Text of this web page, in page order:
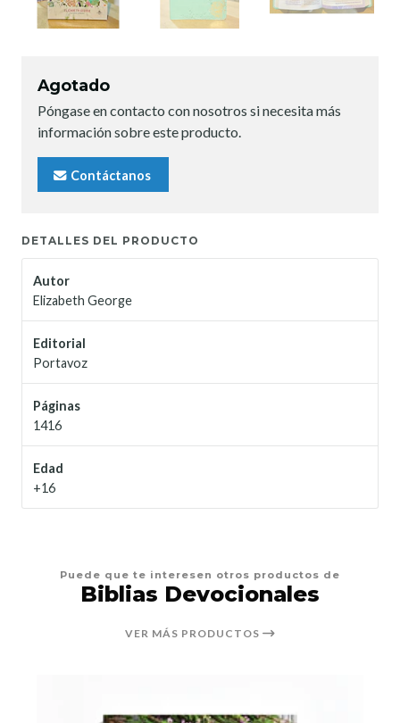
Agotado
Póngase en contacto con nosotros si necesita más
información sobre este producto.
Contáctanos
DETALLES DEL PRODUCTO
Autor
Elizabeth George
Editorial
Portavoz
Páginas
1416
Edad
+16
Puede que te interesen otros productos de
Biblias Devocionales
VER MÁS PRODUCTOS